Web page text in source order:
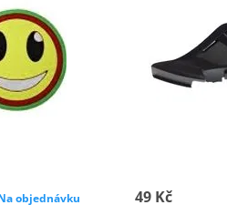
objednávku 49 Kč